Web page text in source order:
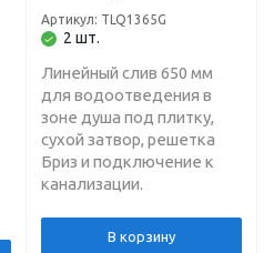
нержавеющая сталь
глянец "Бриз"
2 шт.
Артикул: TLQ1365G
Линейный слив 650 мм
для водоотведения в
зоне душа под плитку,
сухой затвор, решетка
Бриз и подключение к
канализации.
В корзину